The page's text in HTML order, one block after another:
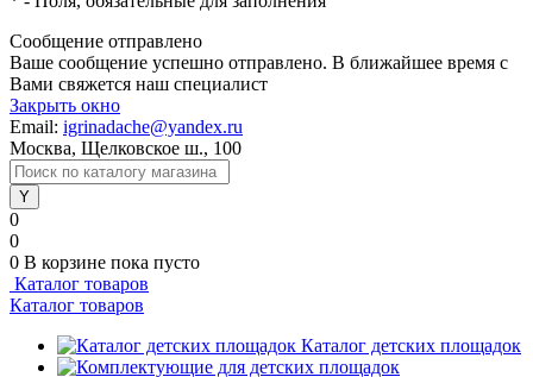
Сообщение отправлено
Ваше сообщение успешно отправлено. В ближайшее время с
Вами свяжется наш специалист
Закрыть окно
Email: igrinadache@yandex.ru
Москва, Щелковское ш., 100
0
0
0 В корзине пока пусто
Каталог товаров
Каталог товаров
Каталог детских площадок